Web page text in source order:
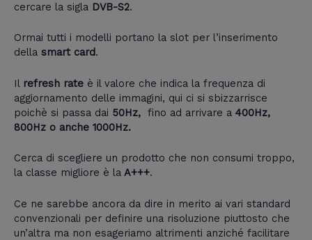
cercare la sigla DVB-S2.
Ormai tutti i modelli portano la slot per l’inserimento
della smart card.
Il refresh rate è il valore che indica la frequenza di
aggiornamento delle immagini, qui ci si sbizzarrisce
poichè si passa dai 50Hz, fino ad arrivare a 400Hz,
800Hz o anche 1000Hz.
Cerca di scegliere un prodotto che non consumi troppo,
la classe migliore è la A+++.
Ce ne sarebbe ancora da dire in merito ai vari standard
convenzionali per definire una risoluzione piuttosto che
un’altra ma non esageriamo altrimenti anziché facilitare